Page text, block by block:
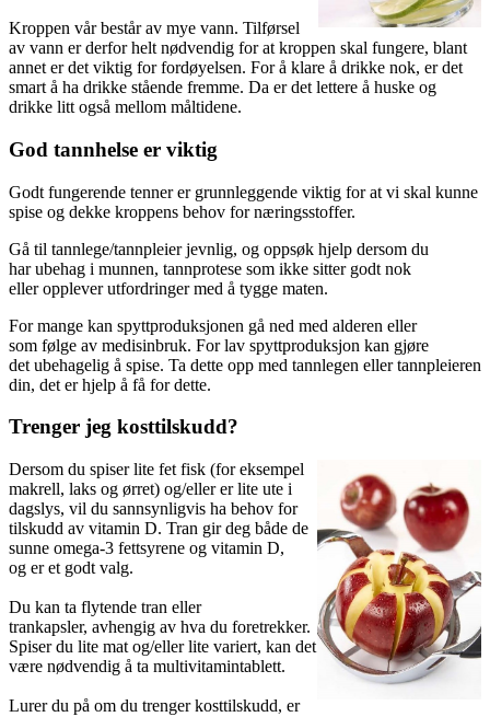
Kroppen vår består av mye vann. Tilførsel
av vann er derfor helt nødvendig for at kroppen skal fungere, blant
annet er det viktig for fordøyelsen. For å klare å drikke nok, er det
smart å ha drikke stående fremme. Da er det lettere å huske og
drikke litt også mellom måltidene.
God tannhelse er viktig
Godt fungerende tenner er grunnleggende viktig for at vi skal kunne
spise og dekke kroppens behov for næringsstoffer.
Gå til tannlege/tannpleier jevnlig, og oppsøk hjelp dersom du
har ubehag i munnen, tannprotese som ikke sitter godt nok
eller opplever utfordringer med å tygge maten.
For mange kan spyttproduksjonen gå ned med alderen eller
som følge av medisinbruk. For lav spyttproduksjon kan gjøre
det ubehagelig å spise. Ta dette opp med tannlegen eller tannpleieren
din, det er hjelp å få for dette.
Trenger jeg kosttilskudd?
Dersom du spiser lite fet fisk (for eksempel
makrell, laks og ørret) og/eller er lite ute i
dagslys, vil du sannsynligvis ha behov for
tilskudd av vitamin D. Tran gir deg både de
sunne omega-3 fettsyrene og vitamin D,
og er et godt valg.
Du kan ta flytende tran eller
trankapsler, avhengig av hva du foretrekker.
Spiser du lite mat og/eller lite variert, kan det
være nødvendig å ta multivitamintablett.
Lurer du på om du trenger kosttilskudd, er